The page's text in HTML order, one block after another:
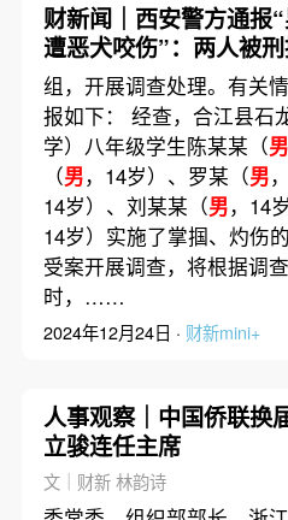
财新闻｜西安警方通报
遭恶犬咬伤”：两人被
犬只尸体被查获
组，开展调查处理。有关
报如下： 经查，合江县石
学）八年级学生陈某某（男
（男，14岁）、罗某（男
14岁）、刘某某（男，14
14岁）实施了掌掴、灼伤
受案开展调查，将根据调
时，……
2024年12月24日 · 财新mini+
人事观察｜中国侨联换
立骏连任主席
文｜财新 林韵诗